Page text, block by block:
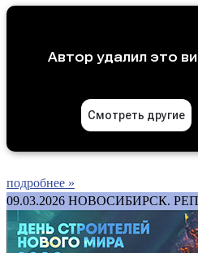
подробнее »
09.03.2026 НОВОСИБИРСК.